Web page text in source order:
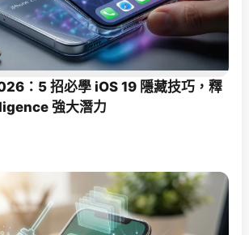
：5 招必學 iOS 19 隱藏技巧，釋
強大潛力